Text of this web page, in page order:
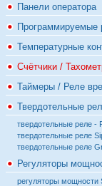
Панели оператора
Программируемые
Температурные
Счётчики /
Таймеры / Реле
Твердотельные
твердотельные реле -
твердотельные реле
твердотельные реле
Регуляторы
регуляторы мощности